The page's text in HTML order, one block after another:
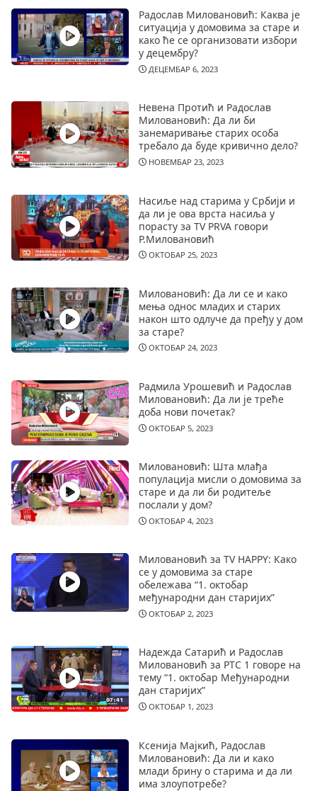
Радослав Миловановић: Каква је
ситуација у домовима за старе и
како ће се организовати избори
у децембру?
ДЕЦЕМБАР 6, 2023
Невена Протић и Радослав
Миловановић: Да ли би
занемаривање старих особа
требало да буде кривично дело?
НОВЕМБАР 23, 2023
Насиље над старима у Србији и
да ли је ова врста насиља у
порасту за TV PRVA говори
Р.Миловановић
ОКТОБАР 25, 2023
Миловановић: Да ли се и како
мења однос младих и старих
након што одлуче да пређу у дом
за старе?
ОКТОБАР 24, 2023
Радмила Урошевић и Радослав
Миловановић: Да ли је треће
доба нови почетак?
ОКТОБАР 5, 2023
Миловановић: Шта млађа
популација мисли о домовима за
старе и да ли би родитеље
послали у дом?
ОКТОБАР 4, 2023
Миловановић за TV HAPPY: Како
се у домовима за старе
обележава “1. октобар
међународни дан старијих”
ОКТОБАР 2, 2023
Надежда Сатарић и Радослав
Миловановић за РТС 1 говоре на
тему “1. октобар Међународни
дан старијих”
ОКТОБАР 1, 2023
Ксенија Мајкић, Радослав
Миловановић: Да ли и како
млади брину о старима и да ли
има злоупотребе?